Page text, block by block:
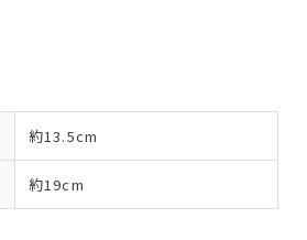
約13.5cm
約19cm